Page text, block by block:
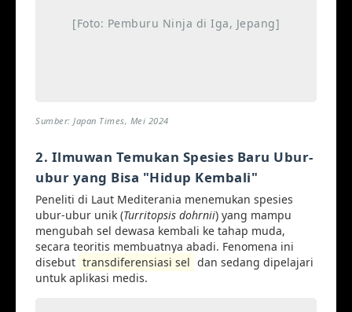
[Foto: Pemburu Ninja di Iga, Jepang]
Sumber: Japan Times, Mei 2024
2. Ilmuwan Temukan Spesies Baru Ubur-
ubur yang Bisa "Hidup Kembali"
Peneliti di Laut Mediterania menemukan spesies
ubur-ubur unik (Turritopsis dohrnii) yang mampu
mengubah sel dewasa kembali ke tahap muda,
secara teoritis membuatnya abadi. Fenomena ini
disebut transdiferensiasi sel dan sedang dipelajari
untuk aplikasi medis.